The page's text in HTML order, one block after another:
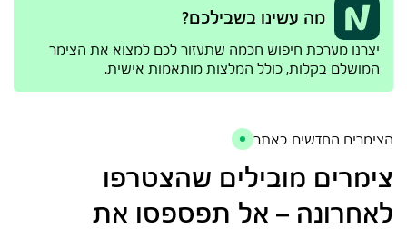
מה עשינו בשבילכם?
יצרנו מערכת חיפוש חכמה שתעזור לכם למצוא את הצימר
המושלם בקלות, כולל המלצות מותאמות אישית.
צימרים מובילים שהצטרפו
לאחרונה – אל תפספסו את
הצימרים החדשים באתר